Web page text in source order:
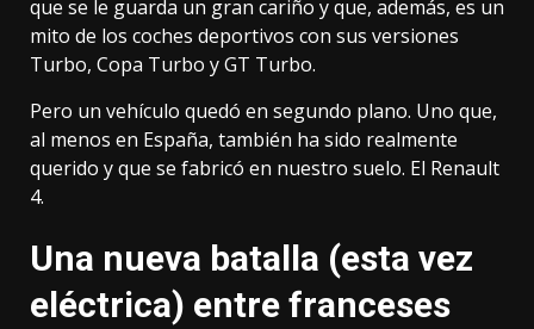
que se le guarda un gran cariño y que, además, es un
mito de los coches deportivos con sus versiones
Turbo, Copa Turbo y GT Turbo.
Pero un vehículo quedó en segundo plano. Uno que,
al menos en España, también ha sido realmente
querido y que se fabricó en nuestro suelo. El Renault
4.
Una nueva batalla (esta vez
eléctrica) entre franceses